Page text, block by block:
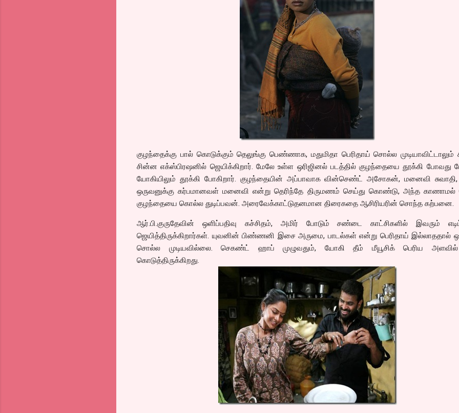
குழந்தைக்கு பால் கொடுக்கும் தெலுங்கு பெண்ணாக, மதுமிதா பெரிதாய் சொல்ல முடியாவிட்டாலும்
சின்ன எக்ஸ்பிரஷனில் ஜெயிக்கிறார். மேலே உள்ள ஒரிஜினல் படத்தில் குழந்தையை தூக்கி போவது
யோகியிலும் தூக்கி போகிறார். குழந்தையின் அப்பாவாக வின்செண்ட் அசோகன், மனைவி சுவாதி,
ஒருவனுக்கு கர்பமானவள் மனைவி என்று தெரிந்தே திருமணம் செய்து கொண்டு, அந்த
குழந்தையை கொல்ல துடிப்பவன். அரைவேக்காட்டுதனமான திரைகதை ஆசிரியரின் சொந்த கற்பனை.
ஆர்.பி.குருதேவின் ஒளிப்பதிவு கச்சிதம், அமிர் போடும் சண்டை காட்சிகளில் இவரும்
ஜெயித்திருக்கிறார்கள். யுவனின் பிண்ணனி இசை அருமை, பாடல்கள் என்று பெரிதாய் இல்லாததால்
சொல்ல முடியவில்லை. செகண்ட் ஹாப் முழுவதும், யோகி தீம் மீயூசிக் பெரிய
கொடுத்திருக்கிறது.